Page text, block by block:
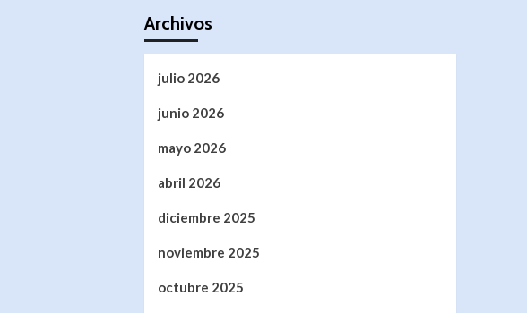
Archivos
julio 2026
junio 2026
mayo 2026
abril 2026
diciembre 2025
noviembre 2025
octubre 2025